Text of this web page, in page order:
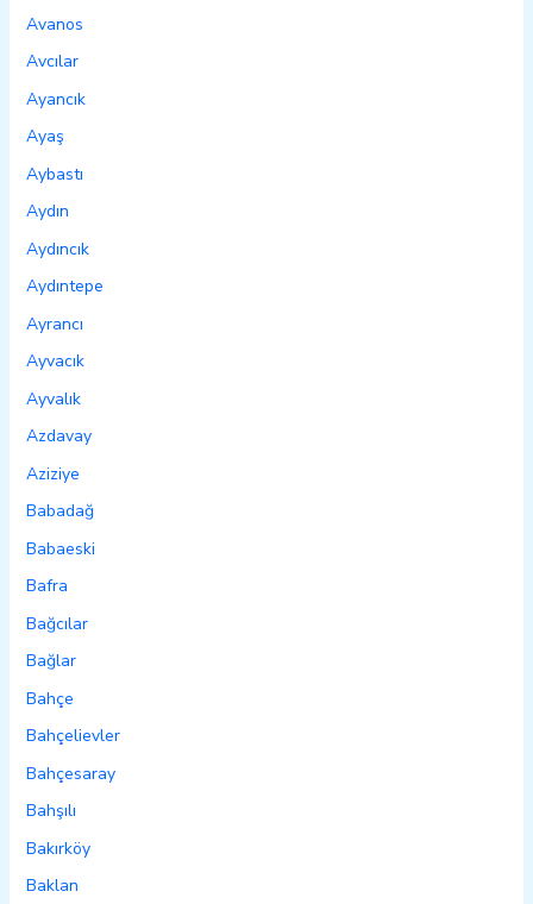
Avanos
Avcılar
Ayancık
Ayaş
Aybastı
Aydın
Aydıncık
Aydıntepe
Ayrancı
Ayvacık
Ayvalık
Azdavay
Aziziye
Babadağ
Babaeski
Bafra
Bağcılar
Bağlar
Bahçe
Bahçelievler
Bahçesaray
Bahşılı
Bakırköy
Baklan